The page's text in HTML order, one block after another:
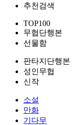
추천검색
TOP100
무협단행본
선물함
판타지단행본
성인무협
신작
소설
만화
기다무